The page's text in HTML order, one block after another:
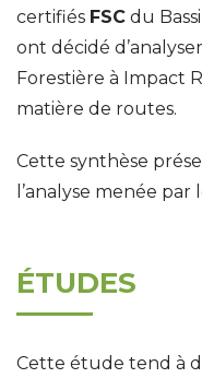
certifiés FSC du
ont décidé
Forestière à Impact
matière de routes.
Cette synthèse
l’analyse menée
ÉTUDES
Cette étude tend à